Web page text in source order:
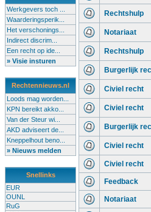
Werkgevers toch ...
Waarderingsperik...
Het verschonings...
Indirect discrim...
Een recht op ide...
» Visie insturen
Rechtennieuws.nl
Loods mag worden...
KPN bereikt akko...
Van der Steur wi...
AKD adviseert de...
Kneppelhout beno...
» Nieuws melden
Snellinks
EUR
OUNL
RuG
Rechtshulp
Notariaat
Rechtshulp
Burgerlijk
Civiel recht
Civiel recht
Burgerlijk
Civiel recht
Civiel recht
Feedback
Notariaat